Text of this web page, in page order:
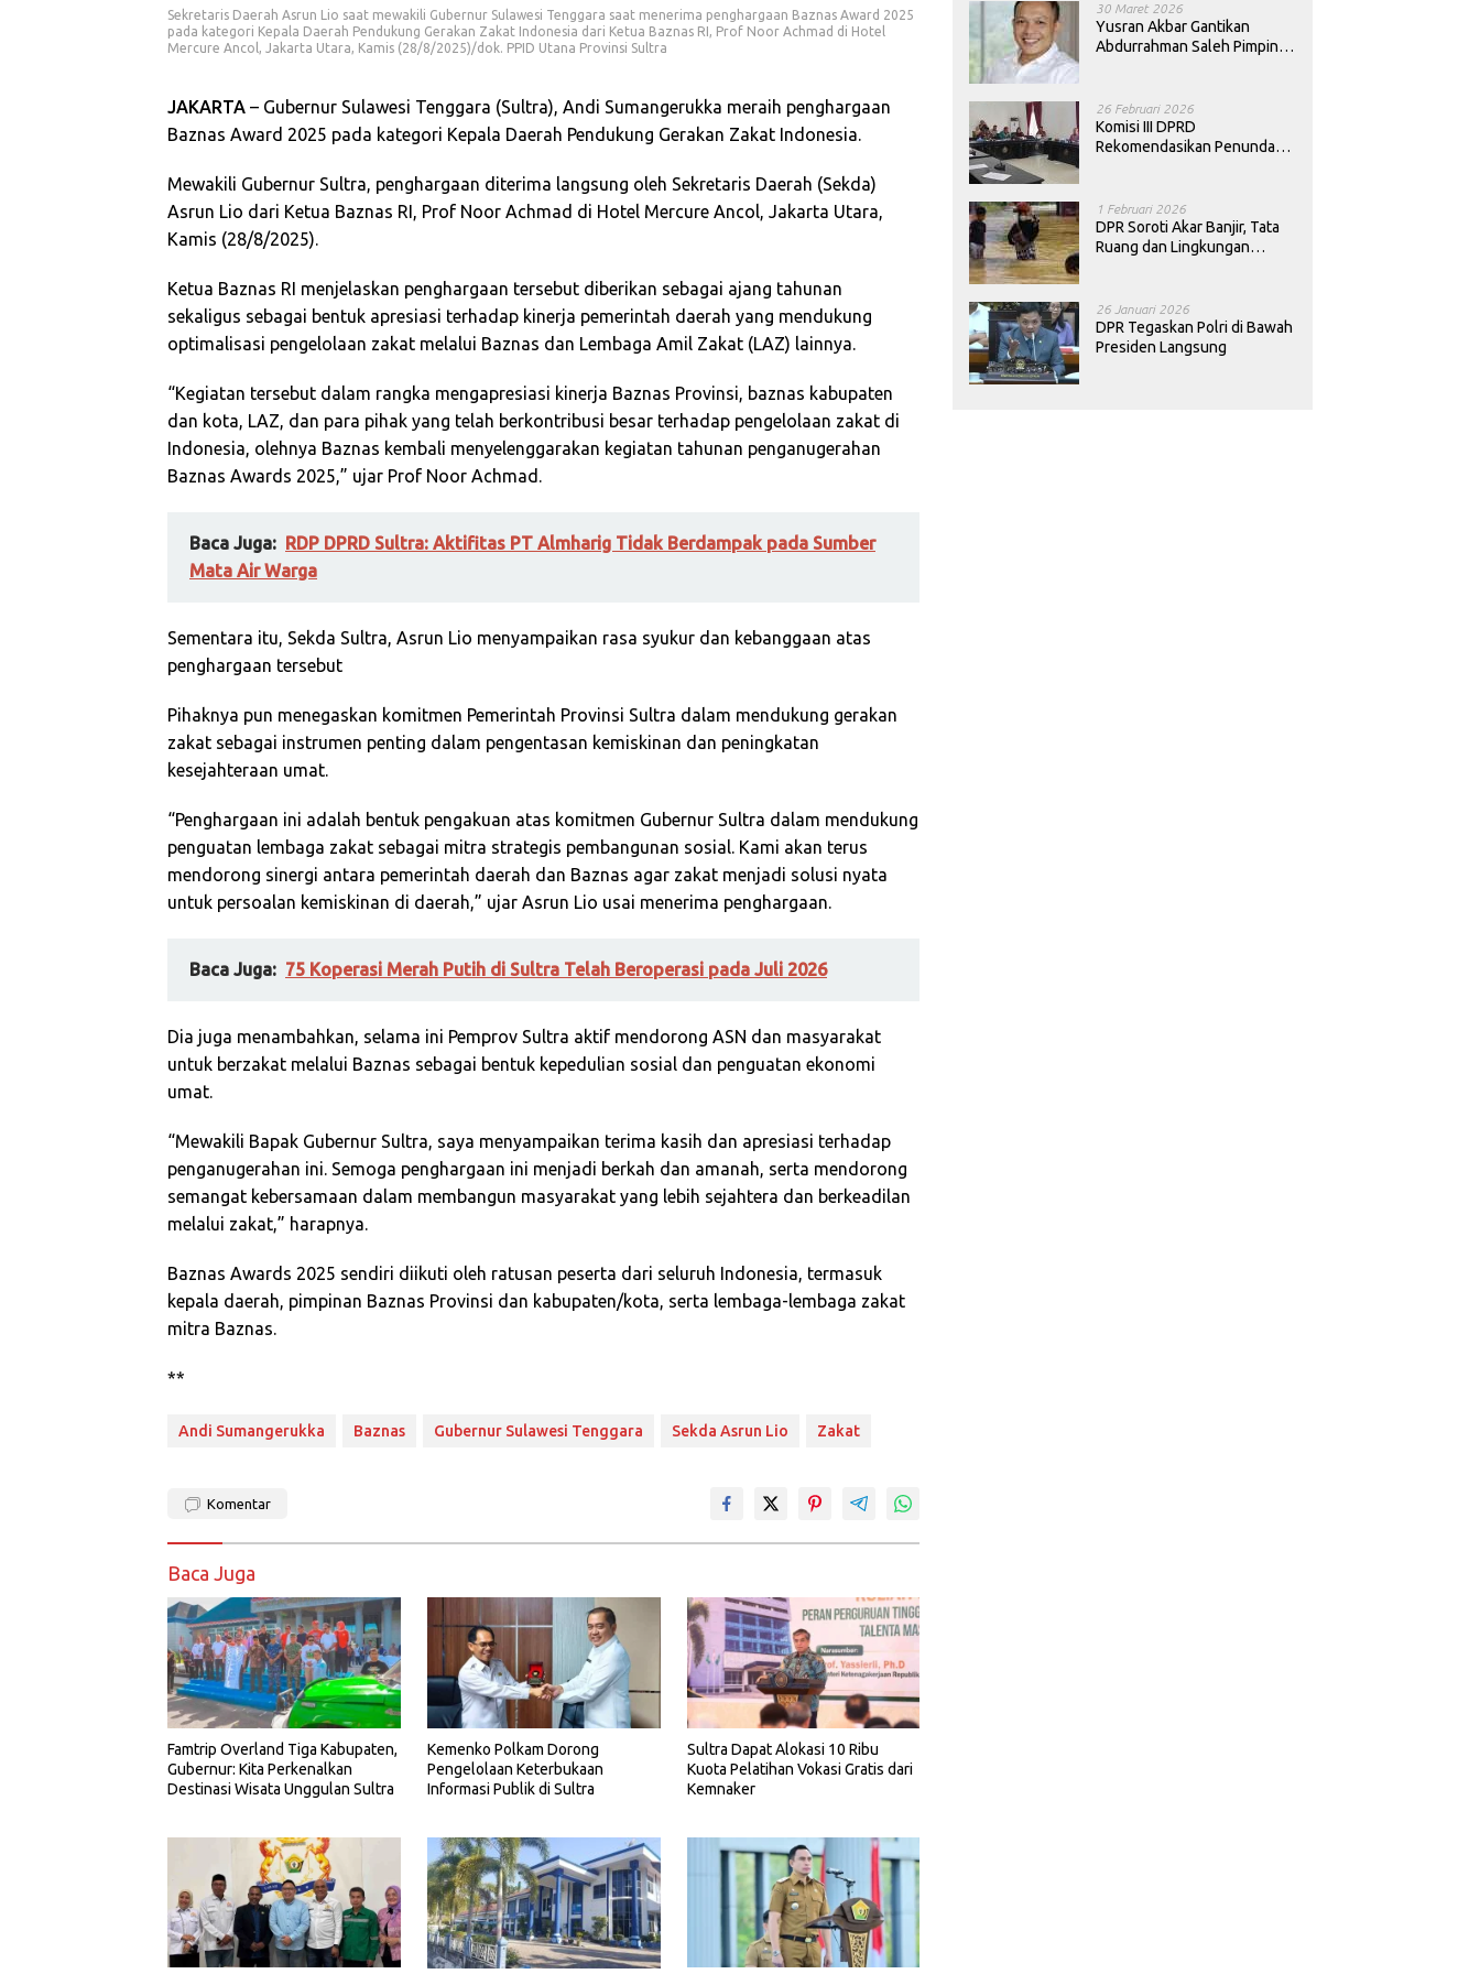
Sekretaris Daerah Asrun Lio saat mewakili Gubernur Sulawesi Tenggara saat menerima penghargaan Baznas Award 2025
pada kategori Kepala Daerah Pendukung Gerakan Zakat Indonesia dari Ketua Baznas RI, Prof Noor Achmad di Hotel
Mercure Ancol, Jakarta Utara, Kamis (28/8/2025)/dok. PPID Utana Provinsi Sultra
JAKARTA – Gubernur Sulawesi Tenggara (Sultra), Andi Sumangerukka meraih penghargaan
Baznas Award 2025 pada kategori Kepala Daerah Pendukung Gerakan Zakat Indonesia.
Mewakili Gubernur Sultra, penghargaan diterima langsung oleh Sekretaris Daerah (Sekda)
Asrun Lio dari Ketua Baznas RI, Prof Noor Achmad di Hotel Mercure Ancol, Jakarta Utara,
Kamis (28/8/2025).
Ketua Baznas RI menjelaskan penghargaan tersebut diberikan sebagai ajang tahunan
sekaligus sebagai bentuk apresiasi terhadap kinerja pemerintah daerah yang mendukung
optimalisasi pengelolaan zakat melalui Baznas dan Lembaga Amil Zakat (LAZ) lainnya.
“Kegiatan tersebut dalam rangka mengapresiasi kinerja Baznas Provinsi, baznas kabupaten
dan kota, LAZ, dan para pihak yang telah berkontribusi besar terhadap pengelolaan zakat di
Indonesia, olehnya Baznas kembali menyelenggarakan kegiatan tahunan penganugerahan
Baznas Awards 2025,” ujar Prof Noor Achmad.
Baca Juga: RDP DPRD Sultra: Aktifitas PT Almharig Tidak Berdampak pada Sumber
Mata Air Warga
Sementara itu, Sekda Sultra, Asrun Lio menyampaikan rasa syukur dan kebanggaan atas
penghargaan tersebut
Pihaknya pun menegaskan komitmen Pemerintah Provinsi Sultra dalam mendukung gerakan
zakat sebagai instrumen penting dalam pengentasan kemiskinan dan peningkatan
kesejahteraan umat.
“Penghargaan ini adalah bentuk pengakuan atas komitmen Gubernur Sultra dalam mendukung
penguatan lembaga zakat sebagai mitra strategis pembangunan sosial. Kami akan terus
mendorong sinergi antara pemerintah daerah dan Baznas agar zakat menjadi solusi nyata
untuk persoalan kemiskinan di daerah,” ujar Asrun Lio usai menerima penghargaan.
Baca Juga: 75 Koperasi Merah Putih di Sultra Telah Beroperasi pada Juli 2026
Dia juga menambahkan, selama ini Pemprov Sultra aktif mendorong ASN dan masyarakat
untuk berzakat melalui Baznas sebagai bentuk kepedulian sosial dan penguatan ekonomi
umat.
“Mewakili Bapak Gubernur Sultra, saya menyampaikan terima kasih dan apresiasi terhadap
penganugerahan ini. Semoga penghargaan ini menjadi berkah dan amanah, serta mendorong
semangat kebersamaan dalam membangun masyarakat yang lebih sejahtera dan berkeadilan
melalui zakat,” harapnya.
Baznas Awards 2025 sendiri diikuti oleh ratusan peserta dari seluruh Indonesia, termasuk
kepala daerah, pimpinan Baznas Provinsi dan kabupaten/kota, serta lembaga-lembaga zakat
mitra Baznas.
**
Andi Sumangerukka Baznas Gubernur Sulawesi Tenggara Sekda Asrun Lio Zakat
Komentar
Baca Juga
Famtrip Overland Tiga Kabupaten,
Gubernur: Kita Perkenalkan
Destinasi Wisata Unggulan Sultra
Kemenko Polkam Dorong
Pengelolaan Keterbukaan
Informasi Publik di Sultra
Sultra Dapat Alokasi 10 Ribu
Kuota Pelatihan Vokasi Gratis dari
Kemnaker
30 Maret 2026
Yusran Akbar Gantikan
Abdurrahman Saleh Pimpin
26 Februari 2026
Komisi III DPRD
Rekomendasikan Penundaan
1 Februari 2026
DPR Soroti Akar Banjir, Tata
Ruang dan Lingkungan
26 Januari 2026
DPR Tegaskan Polri di Bawah
Presiden Langsung